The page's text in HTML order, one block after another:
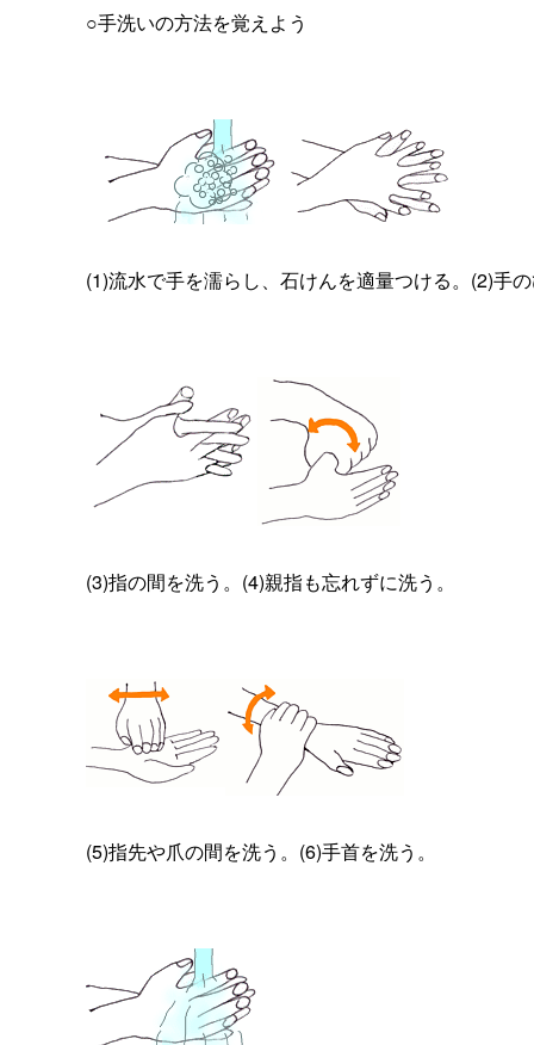
○手洗いの方法を覚えよう
(1)流水で手を濡らし、石けんを適量つける。(2)手の
(3)指の間を洗う。(4)親指も忘れずに洗う。
(5)指先や爪の間を洗う。(6)手首を洗う。